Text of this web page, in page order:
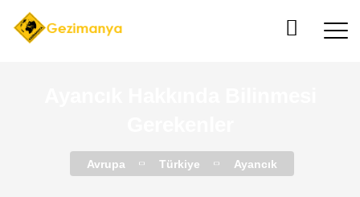
Avrupa Türkiye Ayancık